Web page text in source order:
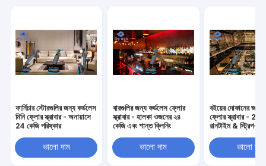
ফার্নিচার স্টোরগুলির জন্য কর্ডলেস
মিনি ফ্লোর স্ক্রাবার - অনায়াসে
24 কেজি পরিষ্কার
ভালো দাম
বারগুলির জন্য কর্ডলেস ফ্লোর
স্ক্রাবার - হালকা ওজনের ২৪
কেজি এবং শান্ত ক্লিনিং
ভালো দাম
বইয়ের দোকানের জন্য
ফ্লোর স্ক্রাবার -
রানটাইম & স্ট্রিপ-
ভালো দাম